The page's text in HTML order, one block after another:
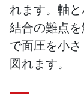
れます。軸
結合の難点
で面圧を小
図れます。